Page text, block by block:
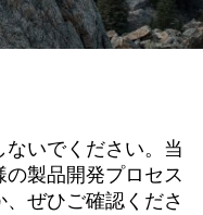
いでください。当
製品開発プロセス
ぜひご確認くださ